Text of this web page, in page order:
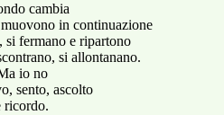
cambia
in continuazione
si fermano e ripartono
si allontanano.
io no
sento, ascolto
ricordo.